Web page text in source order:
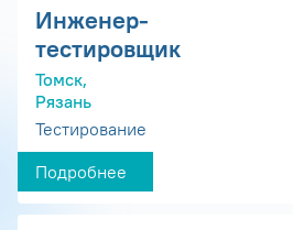
Инженер-
тестировщик
Томск,
Рязань
Тестирование
Подробнее